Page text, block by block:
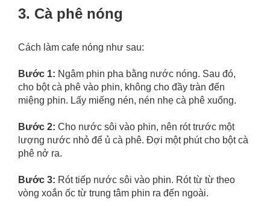
3. Cà phê nóng
Cách làm cafe nóng như sau:
Bước 1: Ngâm phin pha bằng nước nóng. Sau đó,
cho bột cà phê vào phin, không cho đầy tràn đến
miệng phin. Lấy miếng nén, nén nhẹ cà phê xuống.
Bước 2: Cho nước sôi vào phin, nên rót trước một
lượng nước nhỏ để ủ cà phê. Đợi một phút cho bột cà
phê nở ra.
Bước 3: Rót tiếp nước sôi vào phin. Rót từ từ theo
vòng xoắn ốc từ trung tâm phin ra đến ngoài.